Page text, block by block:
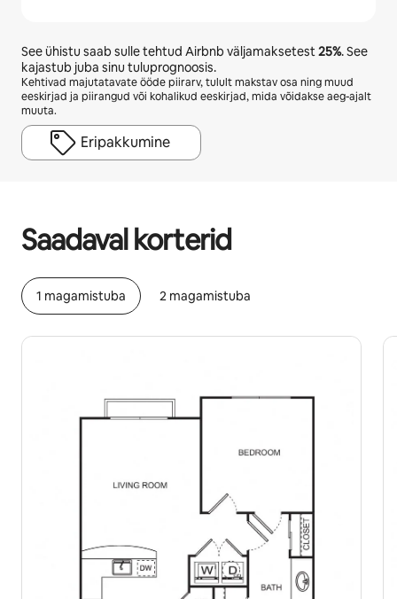
See ühistu saab sulle tehtud Airbnb väljamaksetest25%. See
kajastub juba sinu tuluprognoosis.
Kehtivad majutatavate ööde piirarv, tulult makstav osa ning muud
eeskirjad ja piirangud või kohalikud eeskirjad, mida võidakse aeg-ajalt
muuta.
Eripakkumine
Saadaval korterid
1 magamistuba 2 magamistuba